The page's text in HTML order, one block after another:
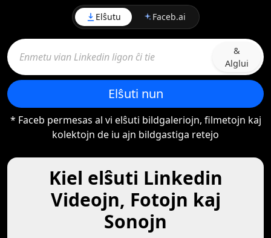
Elŝutu Faceb.ai
&
Alglui
Elŝuti nun
* Faceb permesas al vi elŝuti bildgaleriojn, filmetojn kaj
kolektojn de iu ajn bildgastiga retejo
Kiel elŝuti Linkedin
Videojn, Fotojn kaj
Sonojn